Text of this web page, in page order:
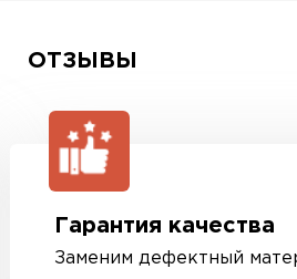
ОТЗЫВЫ
Гарантия качества
Заменим дефектный